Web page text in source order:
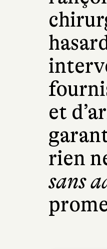
et
rien
sans